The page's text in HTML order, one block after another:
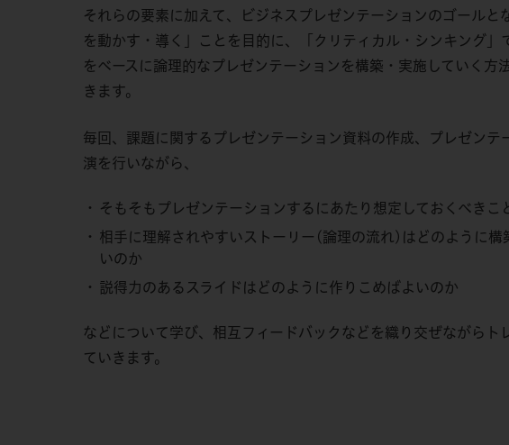
それらの要素に加えて、ビジネスプレゼンテーションのゴールと
を動かす・導く」ことを目的に、「クリティカル・シンキング」
をベースに論理的なプレゼンテーションを構築・実施していく方
きます。
毎回、課題に関するプレゼンテーション資料の作成、プレゼンテ
演を行いながら、
そもそもプレゼンテーションするにあたり想定しておくべきこ
相手に理解されやすいストーリー(論理の流れ)はどのように構
いのか
説得力のあるスライドはどのように作りこめばよいのか
などについて学び、相互フィードバックなどを織り交ぜながらト
ていきます。